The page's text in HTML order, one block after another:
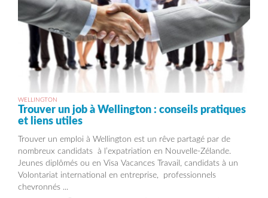
WELLINGTON
Trouver un job à Wellington : conseils pratiques
et liens utiles
Trouver un emploi à Wellington est un rêve partagé par de
nombreux candidats à l’expatriation en Nouvelle-Zélande.
Jeunes diplômés ou en Visa Vacances Travail, candidats à un
Volontariat international en entreprise, professionnels
chevronnés ...